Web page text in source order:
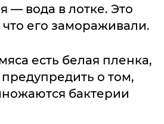
— вода в лотке. Это
что его замораживали.
есть белая пленка,
о том,
бактерии